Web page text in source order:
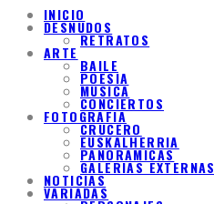
INICIO
DESNUDOS
RETRATOS
ARTE
BAILE
POESIA
MUSICA
CONCIERTOS
FOTOGRAFIA
CRUCERO
EUSKALHERRIA
PANORAMICAS
GALERIAS EXTERNAS
NOTICIAS
VARIADAS